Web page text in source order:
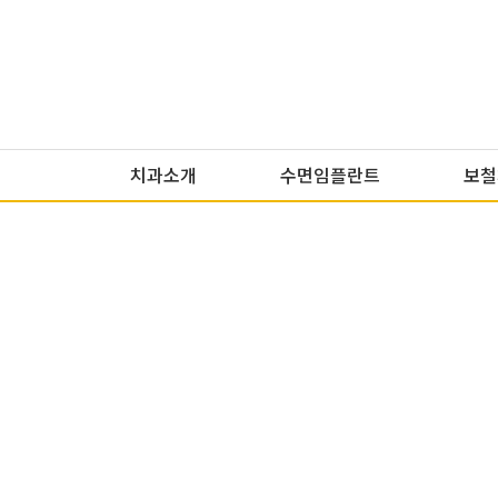
치과소개 수면임플란트 보